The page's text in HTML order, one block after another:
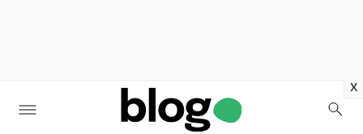
x